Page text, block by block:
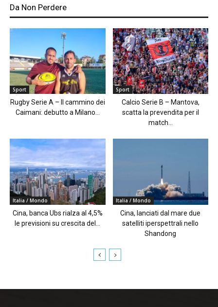
Da Non Perdere
Sport
Rugby Serie A – Il cammino dei
Caimani: debutto a Milano...
Sport
Calcio Serie B – Mantova,
scatta la prevendita per il
match...
Italia / Mondo
Cina, banca Ubs rialza al 4,5%
le previsioni su crescita del...
Italia / Mondo
Cina, lanciati dal mare due
satelliti iperspettrali nello
Shandong